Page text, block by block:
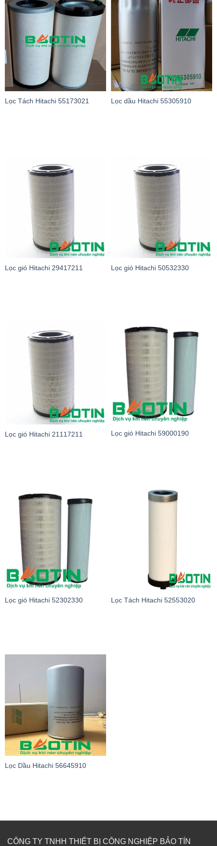
Lọc Tách Hitachi 55173021 Lọc dầu Hitachi 55305910
Lọc gió Hitachi 29417211 Lọc gió Hitachi 50532330
Lọc gió Hitachi 21117211 Lọc gió Hitachi 59000190
Lọc gió Hitachi 52302330 Lọc Tách Hitachi 52553020
Lọc Dầu Hitachi 56645910
CÔNG TY TNHH THIẾT BỊ CÔNG NGHIỆP BẢO TÍN